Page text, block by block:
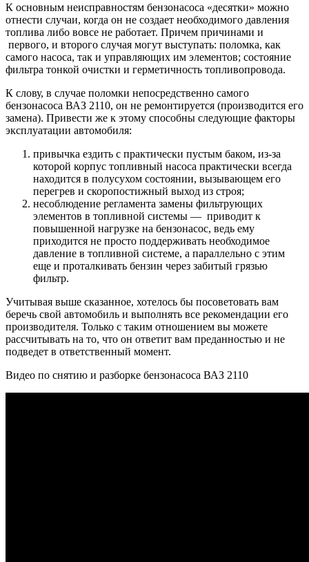
К основным неисправностям бензонасоса «десятки» можно
отнести случаи, когда он не создает необходимого давления
топлива либо вовсе не работает. Причем причинами и
первого, и второго случая могут выступать: поломка, как
самого насоса, так и управляющих им элементов; состояние
фильтра тонкой очистки и герметичность топливопровода.
К слову, в случае поломки непосредственно самого
бензонасоса ВАЗ 2110, он не ремонтируется (производится его
замена). Привести же к этому способны следующие факторы
эксплуатации автомобиля:
привычка ездить с практически пустым баком, из-за
которой корпус топливный насоса практически всегда
находится в полусухом состоянии, вызывающем его
перегрев и скоропостижный выход из строя;
несоблюдение регламента замены фильтрующих
элементов в топливной системы — приводит к
повышенной нагрузке на бензонасос, ведь ему
приходится не просто поддерживать необходимое
давление в топливной системе, а параллельно с этим
еще и проталкивать бензин через забитый грязью
фильтр.
Учитывая выше сказанное, хотелось бы посоветовать вам
беречь свой автомобиль и выполнять все рекомендации его
производителя. Только с таким отношением вы можете
рассчитывать на то, что он ответит вам преданностью и не
подведет в ответственный момент.
Видео по снятию и разборке бензонасоса ВАЗ 2110